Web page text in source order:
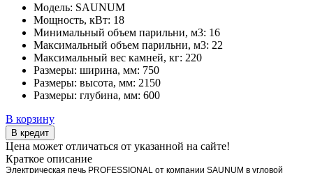
Модель: SAUNUM
Мощность, кВт: 18
Минимальный объем парильни, м3: 16
Максимальный объем парильни, м3: 22
Максимальный вес камней, кг: 220
Размеры: ширина, мм: 750
Размеры: высота, мм: 2150
Размеры: глубина, мм: 600
В корзину
В кредит
Цена может отличаться от указанной на сайте!
Краткое описание
Электрическая печь PROFESSIONAL от компании SAUNUM в угловой